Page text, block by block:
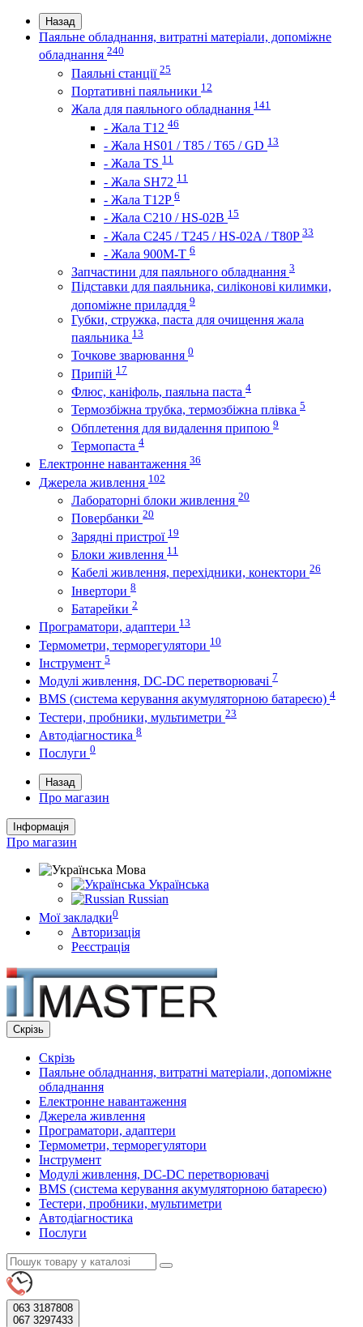
Назад
Паяльне обладнання, витратні матеріали, допоміжне
обладнання 240
Паяльні станції 25
Портативні паяльники 12
Жала для паяльного обладнання 141
- Жала Т12 46
- Жала HS01 / T85 / T65 / GD 13
- Жала TS 11
- Жала SH72 11
- Жала T12P 6
- Жала C210 / HS-02B 15
- Жала C245 / T245 / HS-02A / T80P 33
- Жала 900M-T 6
Запчастини для паяльного обладнання 3
Підставки для паяльника, силіконові килимки,
допоміжне приладдя 9
Губки, стружка, паста для очищення жала
паяльника 13
Точкове зварювання 0
Припій 17
Флюс, каніфоль, паяльна паста 4
Термозбіжна трубка, термозбіжна плівка 5
Обплетення для видалення припою 9
Термопаста 4
Електронне навантаження 36
Джерела живлення 102
Лабораторні блоки живлення 20
Повербанки 20
Зарядні пристрої 19
Блоки живлення 11
Кабелі живлення, перехідники, конектори 26
Інвертори 8
Батарейки 2
Програматори, адаптери 13
Термометри, терморегулятори 10
Інструмент 5
Модулі живлення, DC-DC перетворювачі 7
BMS (система керування акумуляторною батареєю) 4
Тестери, пробники, мультиметри 23
Автодіагностика 8
Послуги 0
Назад
Про магазин
Інформація
Про магазин
Мова
Українська
Russian
Мої закладки0
Авторизація
Реєстрація
Скрізь
Скрізь
Паяльне обладнання, витратні матеріали, допоміжне
обладнання
Електронне навантаження
Джерела живлення
Програматори, адаптери
Термометри, терморегулятори
Інструмент
Модулі живлення, DC-DC перетворювачі
BMS (система керування акумуляторною батареєю)
Тестери, пробники, мультиметри
Автодіагностика
Послуги
063 3187808
067 3297433